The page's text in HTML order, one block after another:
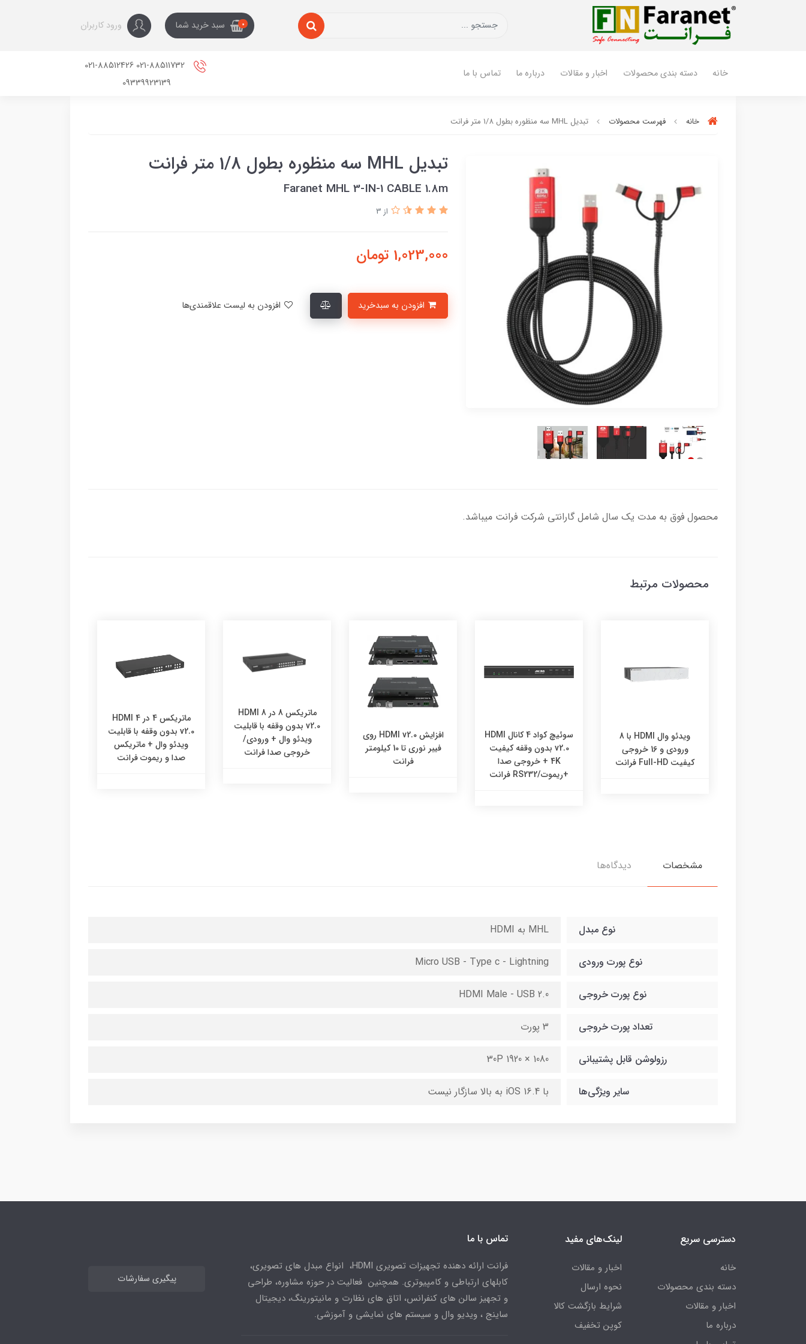
0 سبد خرید شما ورود کاربران
خانه دسته بندی محصولات اخبار و مقالات درباره ما تماس با ما
021-88511732 021-88512426
09339923139
خانه فهرست محصولات تبدیل MHL سه منظوره بطول 1/8 متر فرانت
تبدیل MHL سه منظوره بطول 1/8 متر فرانت
Faranet MHL 3-IN-1 CABLE 1.8m
از 3
1,023,000 تومان
محصول فوق به مدت یک سال شامل گارانتی شرکت فرانت میباشد.
محصولات مرتبط
ويدئو وال HDMI با 8
ورودي و 16 خروجي
کيفيت Full-HD فرانت
سوئیچ کواد 4 کانال HDMI
v2.0 بدون وقفه کیفیت
4K + خروجی صدا
+ریموت/RS232 فرانت
افزایش HDMI v2.0 روی
فیبر نوری تا 10 کیلومتر
فرانت
ماتریکس 8 در 8 HDMI
v2.0 بدون وقفه با قابلیت
ویدئو وال + ورودی/
خروجی صدا فرانت
ماتریکس 4 در 4 HDMI
v2.0 بدون وقفه با قابلیت
ویدئو وال + ماتریکس
صدا و ریموت فرانت
مشخصات دیدگاه‌ها
نوع مبدل MHL به HDMI
نوع پورت ورودی Micro USB - Type c - Lightning
نوع پورت خروجی HDMI Male - USB 2.0
تعداد پورت خروجی 3 پورت
رزولوشن قابل پشتیبانی 1080 × 1920 30P
سایر ویژگی‌ها با iOS 16.4 به بالا سازگار نیست
دسترسی سریع
خانه
دسته بندی محصولات
اخبار و مقالات
درباره ما
لینک‌های مفید
اخبار و مقالات
نحوه ارسال
شرایط بازگشت کالا
کوپن تخفیف
تماس با ما
فرانت ارائه دهنده تجهیزات تصویری HDMI، انواع مبدل های تصویری،
کابلهای ارتباطی و کامپیوتری. همچنین فعالیت در حوزه مشاوره، طراحی
و تجهیز سالن های کنفرانس، اتاق های نظارت و مانیتورینگ، دیجیتال
ساینج ، ویدیو وال و سیستم های نمایشی و آموزشی.
پیگیری سفارشات